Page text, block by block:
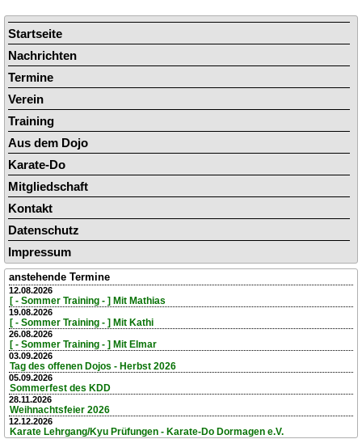
Navigation
überspringen
Startseite
Nachrichten
Termine
Verein
Training
Aus dem Dojo
Karate-Do
Mitgliedschaft
Kontakt
Datenschutz
Impressum
anstehende Termine
12.08.2026
[ - Sommer Training - ] Mit Mathias
19.08.2026
[ - Sommer Training - ] Mit Kathi
26.08.2026
[ - Sommer Training - ] Mit Elmar
03.09.2026
Tag des offenen Dojos - Herbst 2026
05.09.2026
Sommerfest des KDD
28.11.2026
Weihnachtsfeier 2026
12.12.2026
Karate Lehrgang/Kyu Prüfungen - Karate-Do Dormagen e.V.